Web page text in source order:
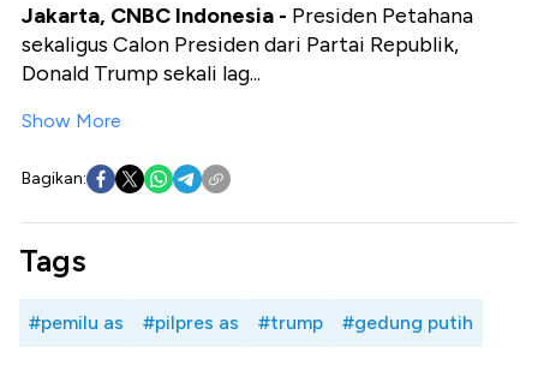
Jakarta, CNBC Indonesia - Presiden Petahana
sekaligus Calon Presiden dari Partai Republik,
Donald Trump sekali lag...
Show More
Bagikan:
Tags
#pemilu as #pilpres as #trump #gedung putih